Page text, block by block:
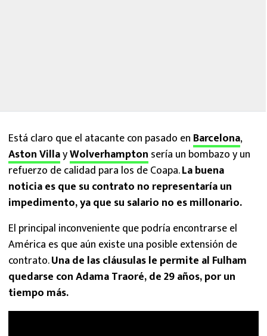
Está claro que el atacante con pasado en Barcelona,
Aston VillayWolverhampton sería un bombazo y un
refuerzo de calidad para los de Coapa.La buena
noticia es que su contrato no representaría un
impedimento, ya que su salario no es millonario.
El principal inconveniente que podría encontrarse el
América es que aún existe una posible extensión de
contrato.Una de las cláusulas le permite al Fulham
quedarse con Adama Traoré, de 29 años, por un
tiempo más.